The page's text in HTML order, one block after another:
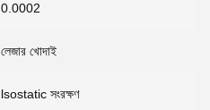
0.0002
লেজার খোদাই
lsostatic সংরক্ষণ